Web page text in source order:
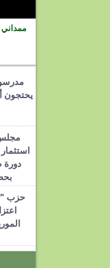
يحتجون
دورة
حزب